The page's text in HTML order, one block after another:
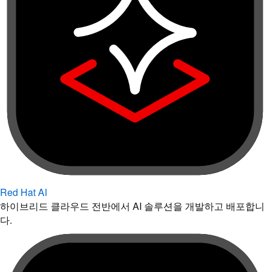
Red Hat AI
하이브리드 클라우드 전반에서 AI 솔루션을 개발하고 배포합니
다.